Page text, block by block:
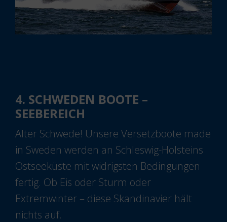
4. SCHWEDEN BOOTE –
SEEBEREICH
Alter Schwede! Unsere Versetzboote made
in Sweden werden an Schleswig-Holsteins
Ostseeküste mit widrigsten Bedingungen
fertig. Ob Eis oder Sturm oder
Extremwinter – diese Skandinavier hält
nichts auf.